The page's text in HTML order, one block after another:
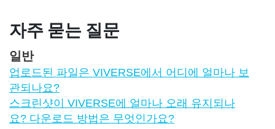
자주 묻는 질문
일반
업로드된 파일은 VIVERSE에서 어디에 얼마나 보
관되나요?
스크린샷이 VIVERSE에 얼마나 오래 유지되나
요? 다운로드 방법은 무엇인가요?